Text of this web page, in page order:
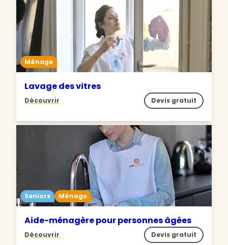
Ménage
Lavage des vitres
Découvrir Devis gratuit
Seniors Ménage
Aide-ménagère pour personnes âgées
Découvrir Devis gratuit